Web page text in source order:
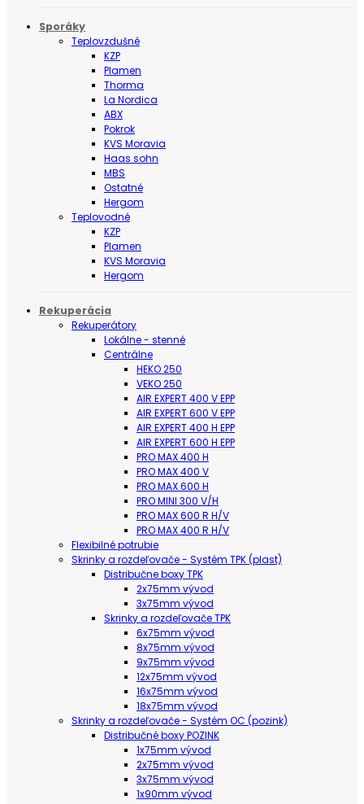
Sporáky
Teplovzdušné
KZP
Plamen
Thorma
La Nordica
ABX
Pokrok
KVS Moravia
Haas sohn
MBS
Ostatné
Hergom
Teplovodné
KZP
Plamen
KVS Moravia
Hergom
Rekuperácia
Rekuperátory
Lokálne - stenné
Centrálne
HEKO 250
VEKO 250
AIR EXPERT 400 V EPP
AIR EXPERT 600 V EPP
AIR EXPERT 400 H EPP
AIR EXPERT 600 H EPP
PRO MAX 400 H
PRO MAX 400 V
PRO MAX 600 H
PRO MINI 300 V/H
PRO MAX 600 R H/V
PRO MAX 400 R H/V
Flexibilné potrubie
Skrinky a rozdeľovače - Systém TPK (plast)
Distribučne boxy TPK
2x75mm vývod
3x75mm vývod
Skrinky a rozdeľovače TPK
6x75mm vývod
8x75mm vývod
9x75mm vývod
12x75mm vývod
16x75mm vývod
18x75mm vývod
Skrinky a rozdeľovače - Systém OC (pozink)
Distribučné boxy POZINK
1x75mm vývod
2x75mm vývod
3x75mm vývod
1x90mm vývod